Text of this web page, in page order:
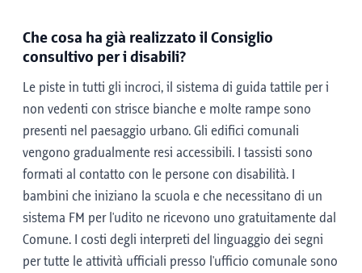
Che cosa ha già realizzato il Consiglio
consultivo per i disabili?
Le piste in tutti gli incroci, il sistema di guida tattile per i
non vedenti con strisce bianche e molte rampe sono
presenti nel paesaggio urbano. Gli edifici comunali
vengono gradualmente resi accessibili. I tassisti sono
formati al contatto con le persone con disabilità. I
bambini che iniziano la scuola e che necessitano di un
sistema FM per l'udito ne ricevono uno gratuitamente dal
Comune. I costi degli interpreti del linguaggio dei segni
per tutte le attività ufficiali presso l'ufficio comunale sono